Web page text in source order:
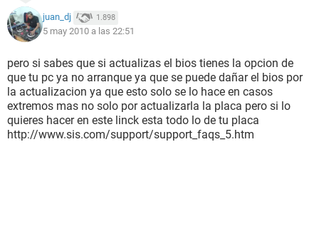
juan_dj 1.898
5 may 2010 a las 22:51
pero si sabes que si actualizas el bios tienes la opcion de
que tu pc ya no arranque ya que se puede dañar el bios por
la actualizacion ya que esto solo se lo hace en casos
extremos mas no solo por actualizarla la placa pero si lo
quieres hacer en este linck esta todo lo de tu placa
http://www.sis.com/support/support_faqs_5.htm